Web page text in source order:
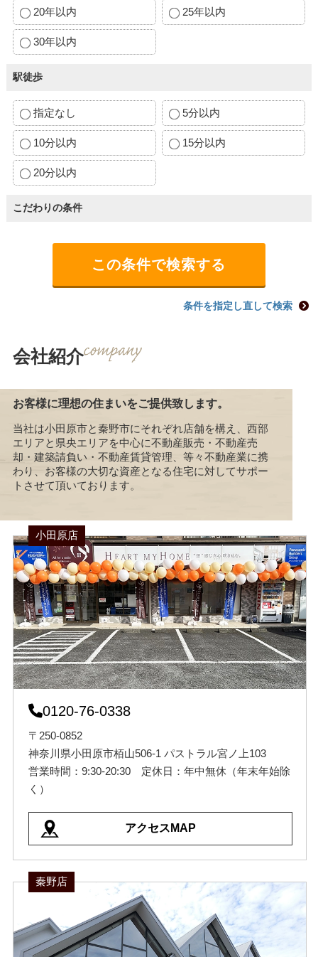
20年以内 25年以内
30年以内
駅徒歩
指定なし 5分以内
10分以内 15分以内
20分以内
こだわりの条件
条件を指定し直して検索
会社紹介
お客様に理想の住まいをご提供致します。
当社は小田原市と秦野市にそれぞれ店舗を構え、西部
エリアと県央エリアを中心に不動産販売・不動産売
却・建築請負い・不動産賃貸管理、等々不動産業に携
わり、お客様の大切な資産となる住宅に対してサポー
トさせて頂いております。
小田原店
0120-76-0338
〒250-0852
神奈川県小田原市栢山506-1 パストラル宮ノ上103
営業時間：9:30-20:30 定休日：年中無休（年末年始除
く）
アクセスMAP
秦野店